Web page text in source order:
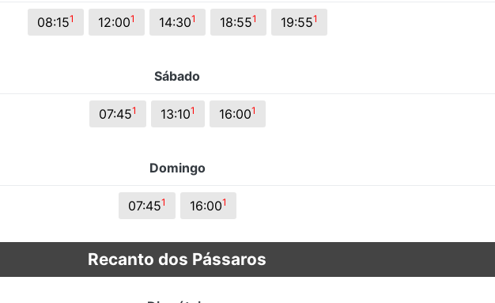
08:151 12:001 14:301 18:551 19:551
Sábado
07:451 13:101 16:001
Domingo
07:451 16:001
Recanto dos Pássaros